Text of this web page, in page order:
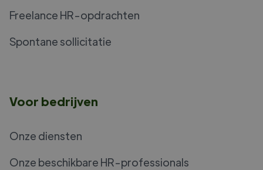
Freelance HR-opdrachten
Spontane sollicitatie
Voor bedrijven
Onze diensten
Onze beschikbare HR-professionals